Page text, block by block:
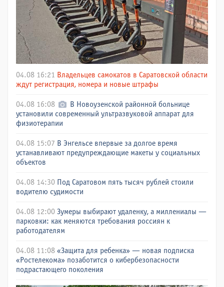
04.08 16:21 Владельцев самокатов в Саратовской области
ждут регистрация, номера и новые штрафы
04.08 16:08
В Новоузенской районной больнице
установили современный ультразвуковой аппарат для
физиотерапии
04.08 15:07 В Энгельсе впервые за долгое время
устанавливают предупреждающие макеты у социальных
объектов
04.08 14:30 Под Саратовом пять тысяч рублей стоили
водителю судимости
04.08 12:00 Зумеры выбирают удаленку, а миллениалы —
парковки: как меняются требования россиян к
работодателям
04.08 11:08 «Защита для ребенка» — новая подписка
«Ростелекома» позаботится о кибербезопасности
подрастающего поколения